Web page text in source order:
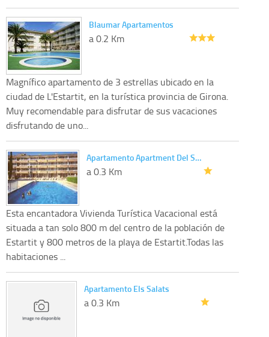
Blaumar Apartamentos
a 0.2 Km
Magnífico apartamento de 3 estrellas ubicado en la
ciudad de L'Estartit, en la turística provincia de Girona.
Muy recomendable para disfrutar de sus vacaciones
disfrutando de uno...
Apartamento Apartment Del S…
a 0.3 Km
Esta encantadora Vivienda Turística Vacacional está
situada a tan solo 800 m del centro de la población de
Estartit y 800 metros de la playa de Estartit.Todas las
habitaciones ...
Apartamento Els Salats
a 0.3 Km